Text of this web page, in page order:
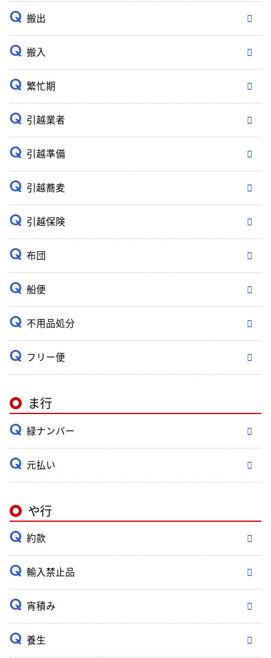
搬出
搬入
繁忙期
引越業者
引越準備
引越蕎麦
引越保険
布団
船便
不用品処分
フリー便
ま行
緑ナンバー
元払い
や行
約款
輸入禁止品
宵積み
養生